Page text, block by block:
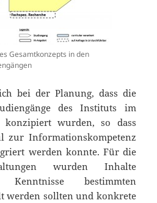
Gesamtkonzepts in den
bei der Planung, dass die
des Instituts im
konzipiert wurden, so dass
zur Informationskompetenz
werden konnte. Für die
wurden Inhalte
bestimmten
werden sollten und konkrete